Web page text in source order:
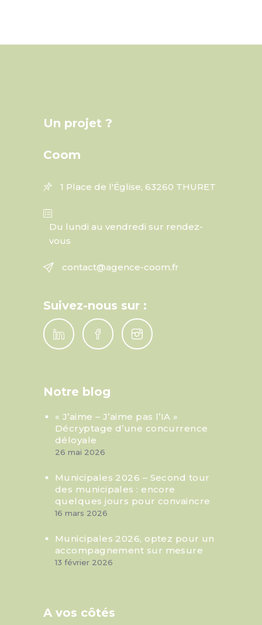
Un projet ?
Coom
1 Place de l'Église, 63260 THURET
Du lundi au vendredi sur rendez-
vous
contact@agence-coom.fr
Suivez-nous sur :
Notre blog
« J’aime – J’aime pas l’IA »
Décryptage d’une concurrence
déloyale
26 mai 2026
Municipales 2026 – Second tour
des municipales : encore
quelques jours pour convaincre
16 mars 2026
Municipales 2026, optez pour un
accompagnement sur mesure
13 février 2026
A vos côtés